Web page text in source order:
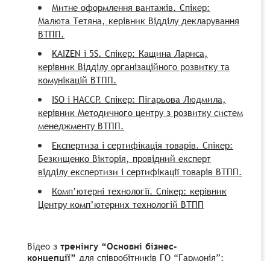
Митне оформлення вантажів. Спікер:
Малюта Тетяна, керівник Відділу декларування
ВТПП.
KAIZEN і 5S. Спікер: Кащина Лариса,
керівник Відділу організаційного розвитку та
комунікацій ВТПП.
ISO і HACCP. Спікер: Пігарьова Людмила,
керівник Методичного центру з розвитку систем
менеджменту ВТПП.
Експертиза і сертифікація товарів. Спікер:
Безкищенко Вікторія, провідний експерт
відділу експертизи і сертифікації товарів ВТПП.
Комп’ютерні технології. Спікер: керівник
Центру комп’ютерних технологій ВТПП
Відео з тренінгу “Основні бізнес-
концепції” для співробітників ГО “Гармонія”: